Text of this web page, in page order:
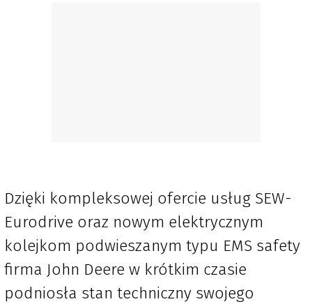
Dzięki kompleksowej ofercie usług SEW-
Eurodrive oraz nowym elektrycznym
kolejkom podwieszanym typu EMS safety
firma John Deere w krótkim czasie
podniosła stan techniczny swojego